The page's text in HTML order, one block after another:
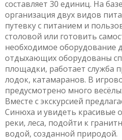
составляет 30 единиц. На
организация двух видов
путевку с питанием и
столовой или готовить
необходимое оборудование
отдыхающих оборудованы
площадки, работает служба
лодок, катамаранов. В
предусмотрено много
Вместе с экскурсией
Синюха и увидеть красивые
реки, леса, подойти к
водой, созданной природой.